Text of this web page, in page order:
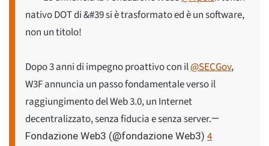
nativo DOT di &#39 si è trasformato ed è un software,
non un titolo!
Dopo 3 anni di impegno proattivo con il@SECGov,
W3F annuncia un passo fondamentale verso il
raggiungimento del Web 3.0, un Internet
decentralizzato, senza fiducia e senza server.—
Fondazione Web3 (@fondazione Web3) 4